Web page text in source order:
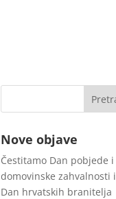
Nove objave
Čestitamo Dan pobjede i
domovinske zahvalnosti i
Dan hrvatskih branitelja